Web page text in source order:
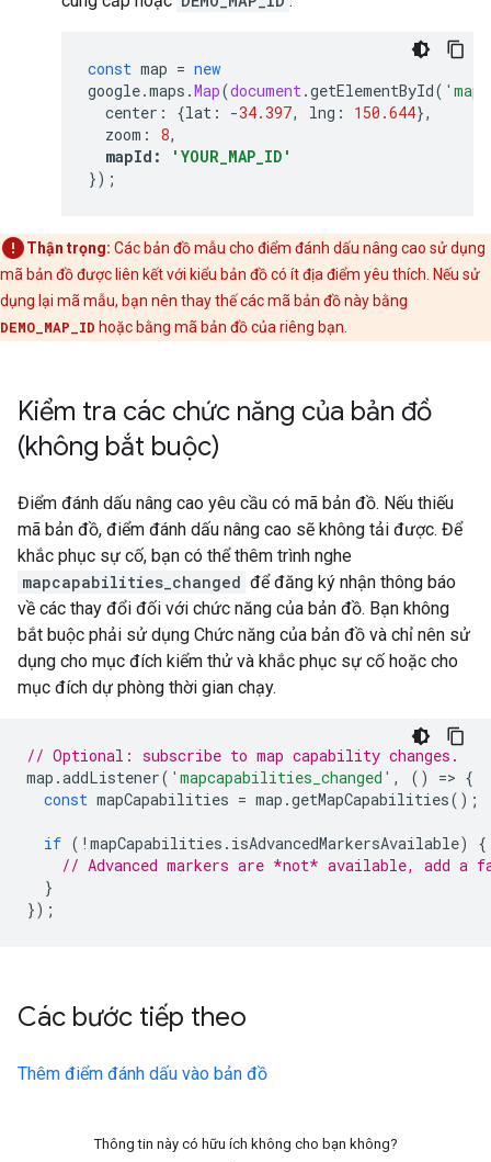
const map = new
google.maps .Map(document.getElementById( 'map'
center : {lat : -34.397, lng : 150.644},
zoom : 8,
mapId :
'YOUR_MAP_ID'
});
Thận trọng: Các bản đồ mẫu cho điểm đánh dấu nâng cao sử dụng
mã bản đồ được liên kết với kiểu bản đồ có ít địa điểm yêu thích. Nếu sử
dụng lại mã mẫu, bạn nên thay thế các mã bản đồ này bằng
DEMO_MAP_ID hoặc bằng mã bản đồ của riêng bạn.
Kiểm tra các chức năng của bản đồ
(không bắt buộc)
Điểm đánh dấu nâng cao yêu cầu có mã bản đồ. Nếu thiếu
mã bản đồ, điểm đánh dấu nâng cao sẽ không tải được. Để
khắc phục sự cố, bạn có thể thêm trình nghe
mapcapabilities_changed để đăng ký nhận thông báo
về các thay đổi đối với chức năng của bản đồ. Bạn không
bắt buộc phải sử dụng Chức năng của bản đồ và chỉ nên sử
dụng cho mục đích kiểm thử và khắc phục sự cố hoặc cho
mục đích dự phòng thời gian chạy.
// Optional: subscribe to map capability changes.
map .addListener( 'mapcapabilities_changed' , () => {
const mapCapabilities = map .getMapCapabilities();
if ( ! mapCapabilities . isAdvancedMarkersAvailable)
{
// Advanced markers are *not* available, add a
}
});
Các bước tiếp theo
Thêm điểm đánh dấu vào bản đồ
Thông tin này có hữu ích không cho bạn không?